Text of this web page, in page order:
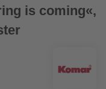
is coming«,